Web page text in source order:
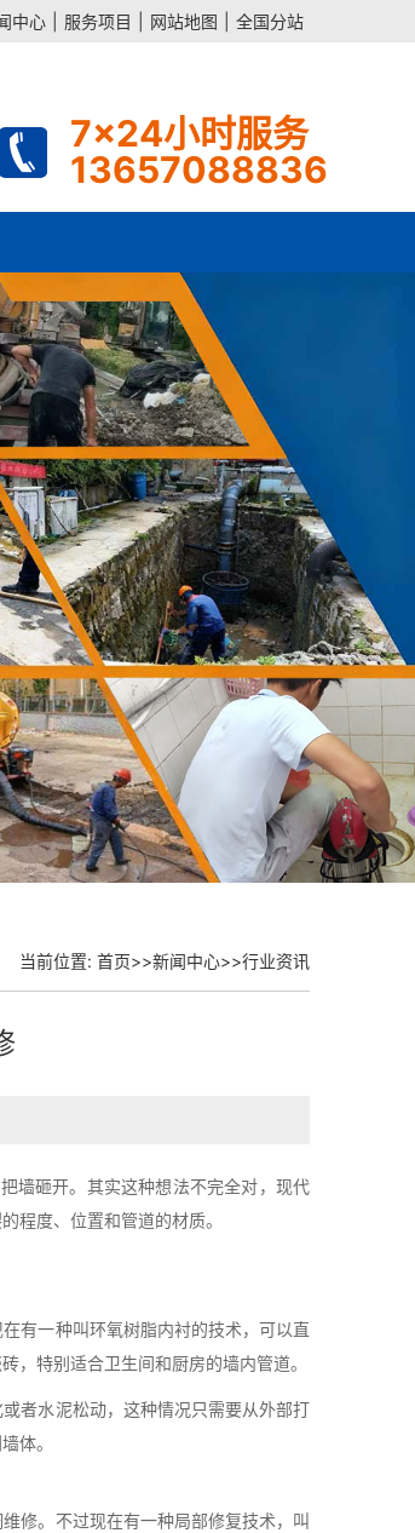
中心 服务项目 网站地图 全国分站
7x24小时服务
13657088836
当前位置: 首页>>新闻中心>>行业资讯
墙砸开。其实这种想法不完全对，现代
程度、位置和管道的材质。
有一种叫环氧树脂内衬的技术，可以直
，特别适合卫生间和厨房的墙内管道。
者水泥松动，这种情况只需要从外部打
体。
修。不过现在有一种局部修复技术，叫